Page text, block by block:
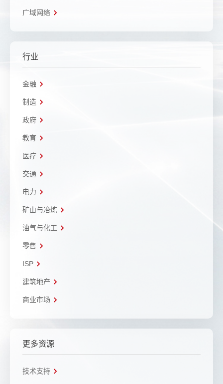
广域网络
行业
金融
制造
政府
教育
医疗
交通
电力
矿山与冶炼
油气与化工
零售
ISP
建筑地产
商业市场
更多资源
技术支持